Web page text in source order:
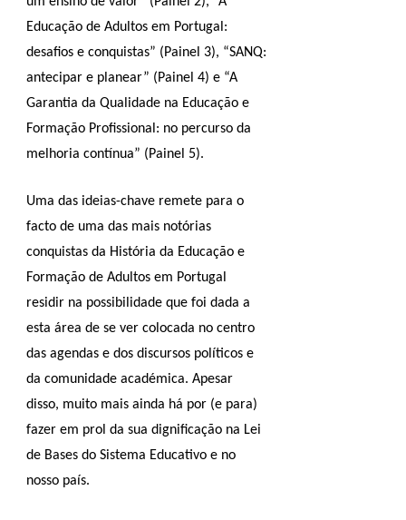
Educação de Adultos em Portugal:
desafios e conquistas” (Painel 3), “SANQ:
antecipar e planear” (Painel 4) e “A
Garantia da Qualidade na Educação e
Formação Profissional: no percurso da
melhoria contínua” (Painel 5).
Uma das ideias-chave remete para o
facto de uma das mais notórias
conquistas da História da Educação e
Formação de Adultos em Portugal
residir na possibilidade que foi dada a
esta área de se ver colocada no centro
das agendas e dos discursos políticos e
da comunidade académica. Apesar
disso, muito mais ainda há por (e para)
fazer em prol da sua dignificação na Lei
de Bases do Sistema Educativo e no
nosso país.